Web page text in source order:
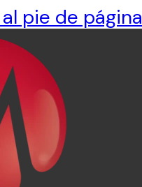
pie de página